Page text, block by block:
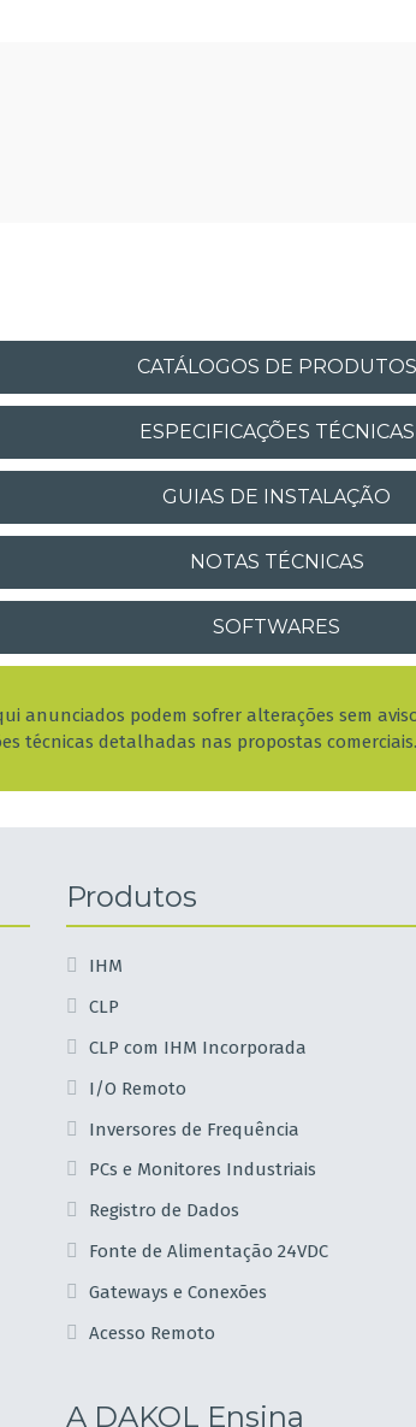
CATÁLOGOS DE PRODUTOS
ESPECIFICAÇÕES TÉCNICAS
GUIAS DE INSTALAÇÃO
NOTAS TÉCNICAS
SOFTWARES
anunciados podem sofrer alterações sem
técnicas detalhadas nas propostas comerciais.
Produtos
IHM
CLP
CLP com IHM Incorporada
I/O Remoto
Inversores de Frequência
PCs e Monitores Industriais
Registro de Dados
Fonte de Alimentação 24VDC
Gateways e Conexões
Acesso Remoto
A DAKOL Ensina